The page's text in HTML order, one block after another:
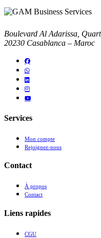
o
I
t
m
s
*
Boulevard Al Adarissa,
20230 Casablanca – Maroc
Services
Mon compte
Rejoignez-nous
Contact
À propos
Contact
Liens rapides
CGU